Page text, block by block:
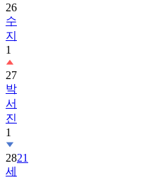
26
수
지
1
27
박
서
진
1
2821
세